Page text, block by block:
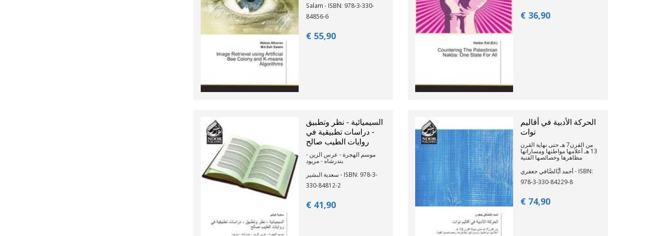
Salam - ISBN: 978-3-330-
84856-6
€ 55,90
€ 36,90
السيميائية - نظر وتطبيق
- دراسات تطبيقية في
روايات الطيب صالح
موسم الهجرة - عرس الزين -
بندرشاه - مريود
سعدية البشير - ISBN: 978-3-
330-84812-2
€ 41,90
الحركة الأدبية في أقاليم
توات
من القرن7 هـ حتى نهاية القرن
13 هـ أعلامها مواطنها ومساراتها
مظاهرها وخصائصها الفنية
أحمد أبَّالصَّافي جعفري - ISBN:
978-3-330-84229-8
€ 74,90